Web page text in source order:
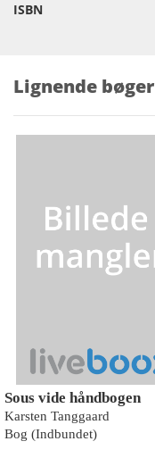
ISBN
Lignende bøger
Sous vide håndbogen
Karsten Tanggaard
Bog (Indbundet)